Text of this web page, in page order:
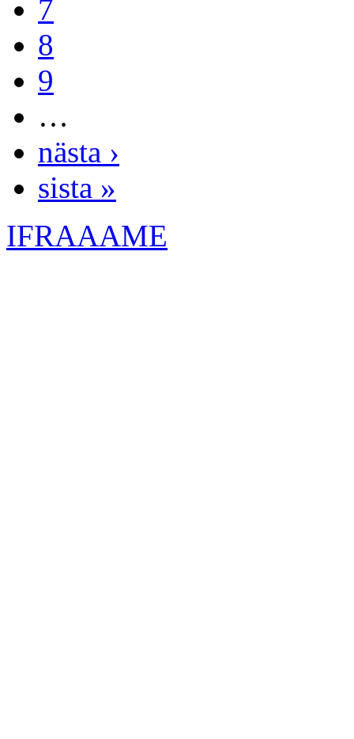
7
8
9
…
nästa ›
sista »
IFRAAAME